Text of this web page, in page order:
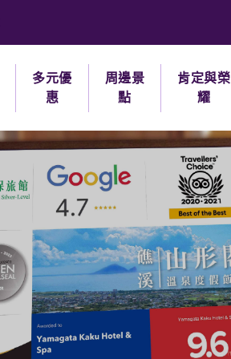
多元優
惠
周邊景
點
肯定與榮
耀